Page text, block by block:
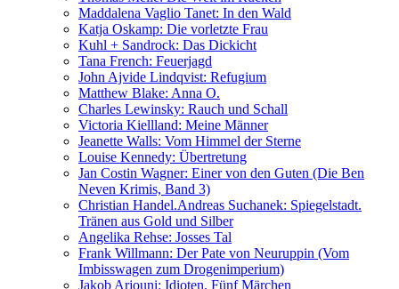
Maddalena Vaglio Tanet: In den Wald
Katja Oskamp: Die vorletzte Frau
Kuhl + Sandrock: Das Dickicht
Tana French: Feuerjagd
John Ajvide Lindqvist: Refugium
Matthew Blake: Anna O.
Charles Lewinsky: Rauch und Schall
Victoria Kiellland: Meine Männer
Jeanette Walls: Vom Himmel der Sterne
Louise Kennedy: Übertretung
Jan Costin Wagner: Einer von den Guten (Die Ben
Neven Krimis, Band 3)
Christian Handel.Andreas Suchanek: Spiegelstadt.
Tränen aus Gold und Silber
Angelika Rehse: Josses Tal
Frank Willmann: Der Pate von Neuruppin (Vom
Imbisswagen zum Drogenimperium)
Jakob Arjouni: Idioten. Fünf Märchen